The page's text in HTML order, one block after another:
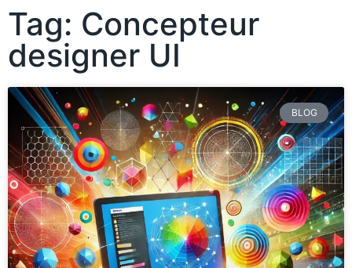
Tag: Concepteur
designer UI
BLOG